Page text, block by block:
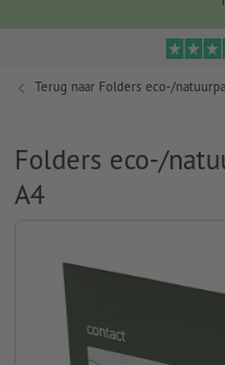
Terug naar Folders eco-/
Folders eco-/
A4